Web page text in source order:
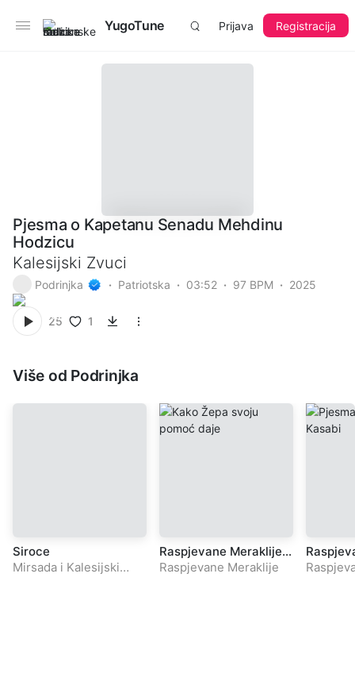
YugoTune Prijava Registracija
Pjesma o Kapetanu Senadu Mehdinu
Hodzicu
Kalesijski Zvuci
Podrinjka Patriotska 03:52 97 BPM 2025
25 1
Više od Podrinjka
Siroce
Mirsada i Kalesijski
Raspjevane Meraklije –
Kako Zepa svoju
Raspjevane Meraklije
Pjesma